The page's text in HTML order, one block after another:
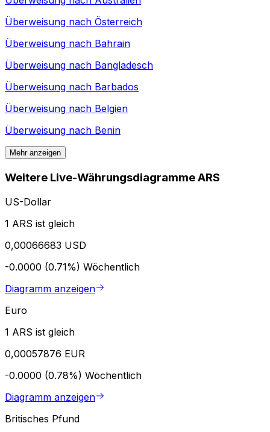
Überweisung nach Österreich
Überweisung nach Bahrain
Überweisung nach Bangladesch
Überweisung nach Barbados
Überweisung nach Belgien
Überweisung nach Benin
Mehr anzeigen
Weitere Live-Währungsdiagramme ARS
US-Dollar
1 ARS ist gleich
0,00066683 USD
-0.0000 (0.71%) Wöchentlich
Diagramm anzeigen
Euro
1 ARS ist gleich
0,00057876 EUR
-0.0000 (0.78%) Wöchentlich
Diagramm anzeigen
Britisches Pfund